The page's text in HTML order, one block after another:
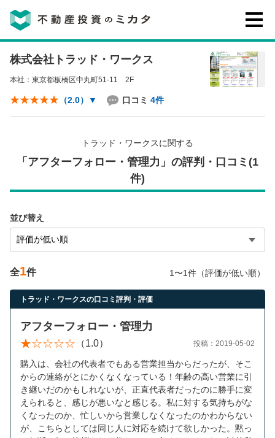
不動産投資のミカタとは
講座・セミナー
不動産投資会社の評判・口コミ
ご質問・ご予約 0120-146-460 電話する
株式会社トラッド・ワークス
本社：東京都板橋区中丸町51-11 2F
（2.0） ▼ 口コミ 4件
トラッド・ワークスに関する
「アフターフォロー・管理力」の評判・口コミ(1
件)
並び替え
全1件 1〜1件（評価が低い順）
トラッド・ワークスの口コミ評判・評価
アフターフォロー・管理力
（1.0） 投稿：2019-05-02
購入は、会社の代表者でもある営業担当からだったが、そこ
からの連絡がとにかくなくなっている！年齢の高い営業に引
き継いだのかもしれないが、正直代表者だったのに勝手に変
えられると、感じが悪いなと感じる。私に対する気持ちがな
くなったのか、忙しいから営業しなくなったのかわからない
が、こちらとしては同じ人に対応を続けて欲しかった。黙っ